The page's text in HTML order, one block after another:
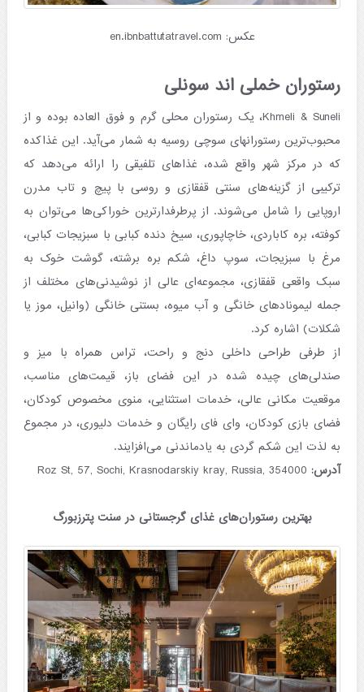
عکس: en.ibnbattutatravel.com
رستوران خملی اند سونلی
Khmeli & Suneli، یک رستوران محلی گرم و فوق العاده بوده و از
محبوب‌ترین رستورانهای سوچی روسیه به شمار می‌آید. این غذاکده
که در مرکز شهر واقع شده، غذاهای تلفیقی را ارائه می‌دهد که
ترکیبی از گزینه‌های سنتی قفقازی و روسی با پیچ و تاب مدرن
اروپایی را شامل می‌شوند. از پرطرفدارترین خوراکی‌ها می‌توان به
کوفته، بره کاباردی، خاچاپوری، سیخ دنده کبابی با سبزیجات کبابی،
مرغ با سبزیجات، سوپ داغ، شکم بره برشته، گوشت خوک به
سبک واقعی قفقازی، مجموعه‌ای عالی از نوشیدنی‌های مختلف از
جمله لیمونادهای خانگی و آب میوه، بستنی خانگی (وانیل، موز یا
شکلات) اشاره کرد.
از طرفی طراحی داخلی دنج و راحت، تراس همراه با میز و
صندلی‌های چیده شده در این فضای باز، قیمت‌های مناسب،
موقعیت مکانی عالی، خدمات استثنایی، منوی مخصوص کودکان،
فضای بازی کودکان، وای فای رایگان و خدمات دلیوری، در مجموع
به لذت این شکم گردی به یادماندنی می‌افزایند.
آدرس:
بهترین رستوران‌های غذای گرجستانی در سنت پترزبورگ